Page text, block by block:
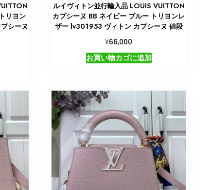
リヨン
シーヌ
ルイヴィトン並行輸入品 LOUIS VUITTON
カプシーヌ BB ネイビー ブルー トリヨンレ
ザー lv301953 ヴィトン カプシーヌ 値段
¥66,000
お買い物カゴに追加